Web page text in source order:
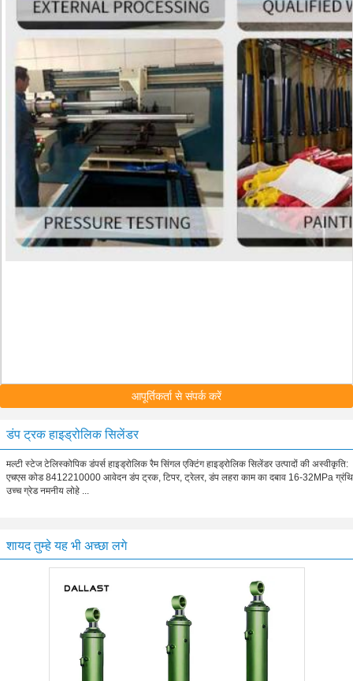
आपूर्तिकर्ता से संपर्क करें
डंप ट्रक हाइड्रोलिक सिलेंडर
मल्टी स्टेज टेलिस्कोपिक डंपर्स हाइड्रोलिक रैम सिंगल एक्टिंग हाइड्रोलिक सिलेंडर उत्पादों की अस्वीकृति:
एचएस कोड 8412210000 आवेदन डंप ट्रक, टिपर, ट्रेलर, डंप लहरा काम का दबाव 16-32MPa ग्रंथि
उच्च ग्रेड नमनीय लोहे ...
शायद तुम्हे यह भी अच्छा लगे